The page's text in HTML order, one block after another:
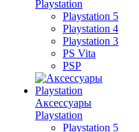
Playstation
Playstation 5
Playstation 4
Playstation 3
PS Vita
PSP
Аксессуары
Playstation
Playstation 5